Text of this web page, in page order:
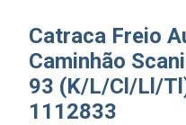
Catraca Freio
Caminhão
93 (K/L/Cl/Ll/
1112833